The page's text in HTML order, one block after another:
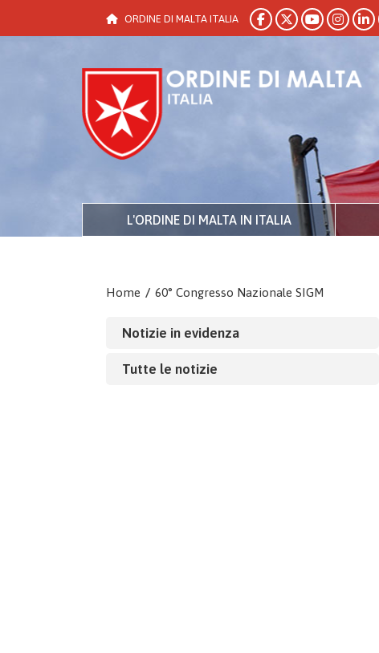
ORDINE DI MALTA ITALIA
L'ORDINE DI MALTA IN ITALIA
Home / 60° Congresso Nazionale SIGM
Notizie in evidenza
Tutte le notizie